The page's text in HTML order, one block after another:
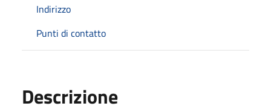
Indirizzo
Punti di contatto
Descrizione